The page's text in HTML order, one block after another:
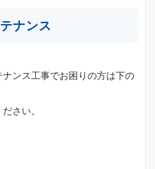
ナンス
ンス工事でお困りの方は下の
さい。